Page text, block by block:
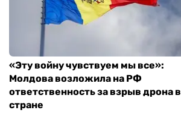
«Эту войну чувствуем мы все»:
Молдова возложила на РФ
ответственность за взрыв дрона в
стране